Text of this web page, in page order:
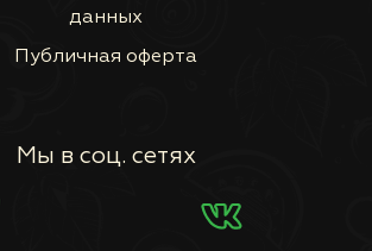
данных
Публичная оферта
Мы в соц. сетях